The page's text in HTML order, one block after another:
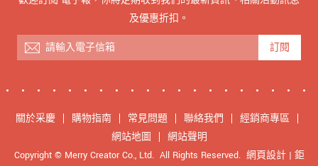
及優惠折扣。
訂閱
關於采慶 購物指南 常見問題 聯絡我們
經銷商專區
網站地圖
網站聲明
Copyright © Merry Creator Co., Ltd. All Rights Reserved. 網頁設計| 鉅